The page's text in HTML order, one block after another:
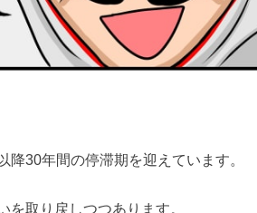
降30年間の停滞期を迎えています。
を取り戻しつつあります。